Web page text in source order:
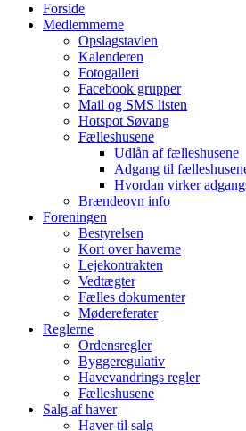
Forside
Medlemmerne
Opslagstavlen
Kalenderen
Fotogalleri
Facebook grupper
Mail og SMS listen
Hotspot Søvang
Fælleshusene
Udlån af fælleshusene
Adgang til
Hvordan virker
Brændeovn info
Foreningen
Bestyrelsen
Kort over haverne
Lejekontrakten
Vedtægter
Fælles dokumenter
Mødereferater
Reglerne
Ordensregler
Byggeregulativ
Havevandrings regler
Fælleshusene
Salg af haver
Haver til salg